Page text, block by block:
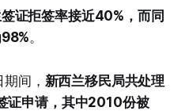
证拒签率接近40%，而同
。
间， 新西兰移民局共处理
证申请，其中2010份被